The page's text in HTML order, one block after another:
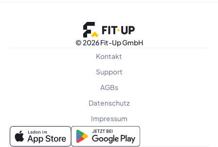
©2026 Fit-Up GmbH
Kontakt
Support
AGBs
Datenschutz
Impressum